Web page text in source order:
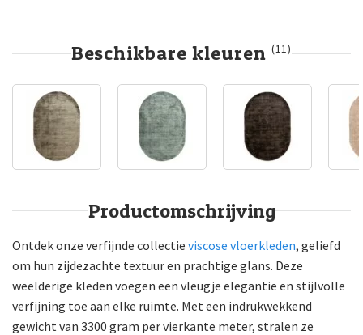
Beschikbare kleuren (11)
Productomschrijving
Ontdek onze verfijnde collectie viscose vloerkleden, geliefd
om hun zijdezachte textuur en prachtige glans. Deze
weelderige kleden voegen een vleugje elegantie en stijlvolle
verfijning toe aan elke ruimte. Met een indrukwekkend
gewicht van 3300 gram per vierkante meter, stralen ze